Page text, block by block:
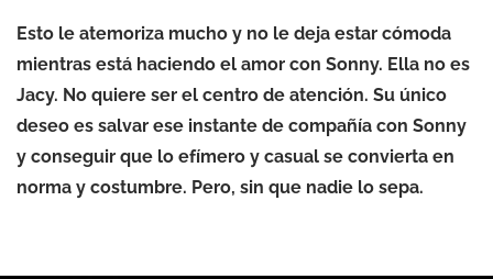
Esto le atemoriza mucho y no le deja estar cómoda
mientras está haciendo el amor con Sonny. Ella no es
Jacy. No quiere ser el centro de atención. Su único
deseo es salvar ese instante de compañía con Sonny
y conseguir que lo efímero y casual se convierta en
norma y costumbre. Pero, sin que nadie lo sepa.